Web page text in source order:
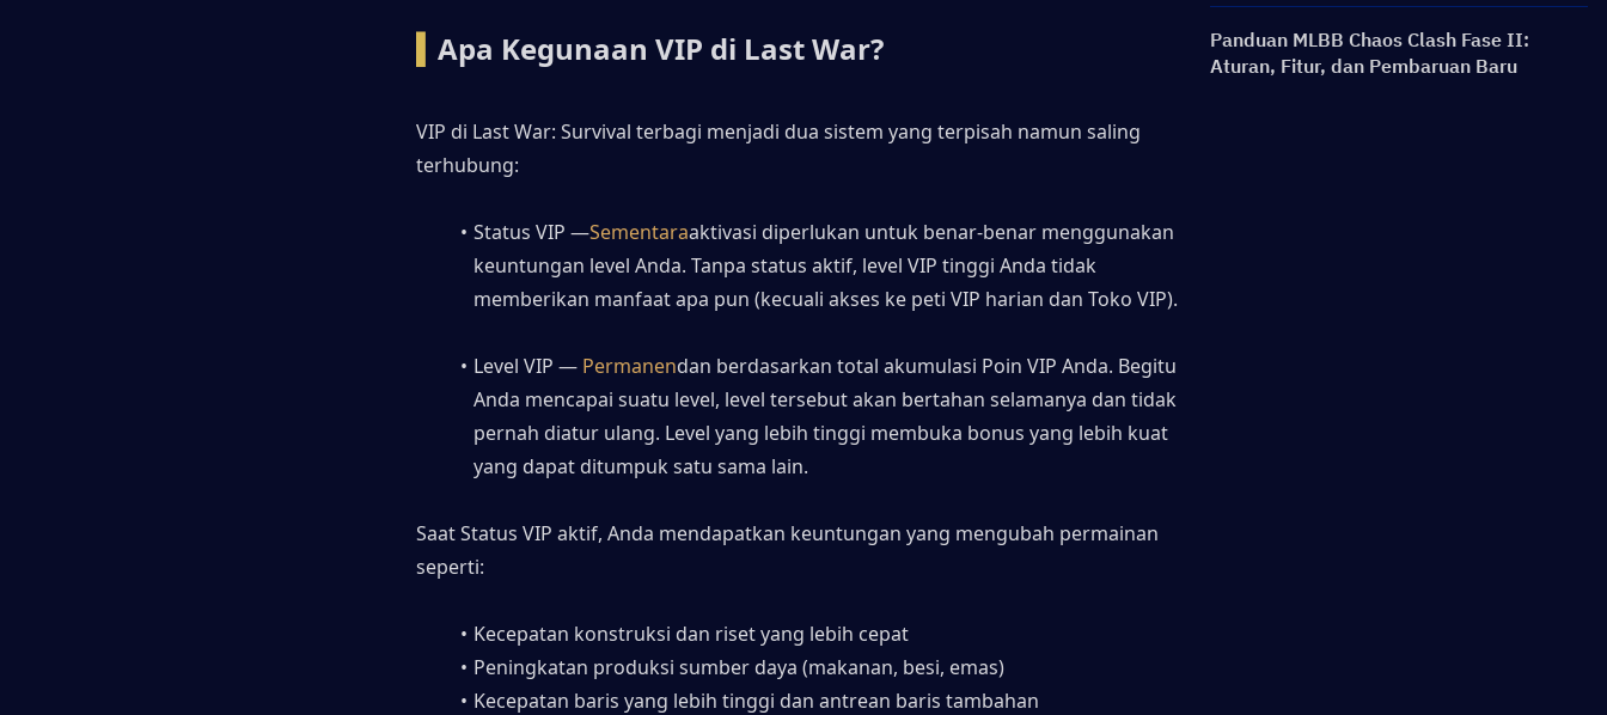
Apa Kegunaan VIP di Last War?
VIP di Last War: Survival terbagi menjadi dua sistem yang terpisah namun saling
terhubung:
Status VIP —Sementaraaktivasi diperlukan untuk benar-benar menggunakan
keuntungan level Anda. Tanpa status aktif, level VIP tinggi Anda tidak
memberikan manfaat apa pun (kecuali akses ke peti VIP harian dan Toko VIP).
Level VIP — Permanendan berdasarkan total akumulasi Poin VIP Anda. Begitu
Anda mencapai suatu level, level tersebut akan bertahan selamanya dan tidak
pernah diatur ulang. Level yang lebih tinggi membuka bonus yang lebih kuat
yang dapat ditumpuk satu sama lain.
Saat Status VIP aktif, Anda mendapatkan keuntungan yang mengubah permainan
seperti:
Kecepatan konstruksi dan riset yang lebih cepat
Peningkatan produksi sumber daya (makanan, besi, emas)
Kecepatan baris yang lebih tinggi dan antrean baris tambahan
Panduan MLBB Chaos Clash Fase II:
Aturan, Fitur, dan Pembaruan Baru